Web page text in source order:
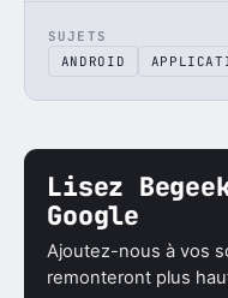
SUJETS
ANDROID
Lisez
Google
Ajoutez-nous à vos
remonteront plus